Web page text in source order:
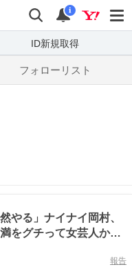
検索
通知
i
ID新規取得
フォローリスト
やる」ナイナイ岡村、
をグチって女芸人から
“夫婦の温度差” とは
報告